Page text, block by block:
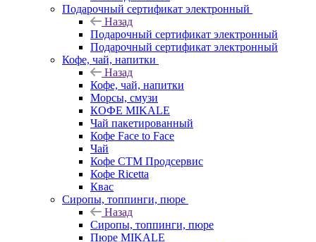
Подарочный сертификат электронный
Назад
Подарочный сертификат электронный
Подарочный сертификат электронный
Кофе, чай, напитки
Назад
Кофе, чай, напитки
Морсы, смузи
КОФЕ MIKALE
Чай пакетированный
Кофе Face to Face
Чай
Кофе СТМ Продсервис
Кофе Ricetta
Квас
Сиропы, топпинги, пюре
Назад
Сиропы, топпинги, пюре
Пюре MIKALE